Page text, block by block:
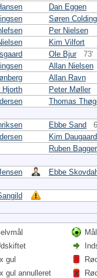
Dan Eggen
Søren Colding
Per Nielsen
Kim Vilfort
Ole Bjur
73'
Allan Nielsen
Allan Ravn
Hjorth
Peter Møller
Thomas
Ebbe Sand
Kim Daugaard
Ruben Bagger
Ebbe
gul
gul annulleret